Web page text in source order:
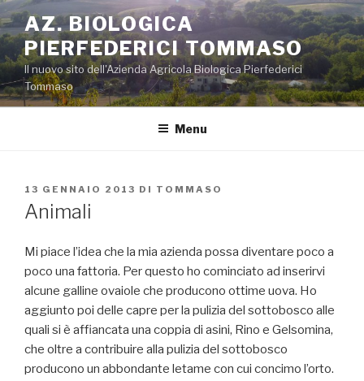
Salta
al
contenuto
AZ. BIOLOGICA
PIERFEDERICI TOMMASO
Il nuovo sito dell'Azienda Agricola Biologica Pierfederici
Tommaso
Menu
PUBBLICATO
IL
13 GENNAIO 2013 DI TOMMASO
Animali
Mi piace l’idea che la mia azienda possa diventare poco a
poco una fattoria. Per questo ho cominciato ad inserirvi
alcune galline ovaiole che producono ottime uova. Ho
aggiunto poi delle capre per la pulizia del sottobosco alle
quali si è affiancata una coppia di asini, Rino e Gelsomina,
che oltre a contribuire alla pulizia del sottobosco
producono un abbondante letame con cui concimo l’orto.